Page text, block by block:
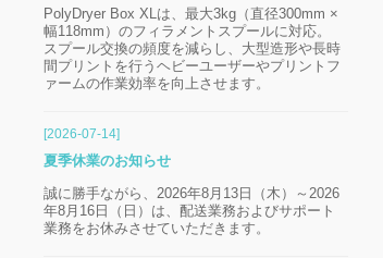
PolyDryer Box XLは、最大3kg（直径300mm ×
幅118mm）のフィラメントスプールに対応。
スプール交換の頻度を減らし、大型造形や長時
間プリントを行うヘビーユーザーやプリントフ
ァームの作業効率を向上させます。
[2026-07-14]
夏季休業のお知らせ
誠に勝手ながら、2026年8月13日（木）～2026
年8月16日（日）は、配送業務およびサポート
業務をお休みさせていただきます。